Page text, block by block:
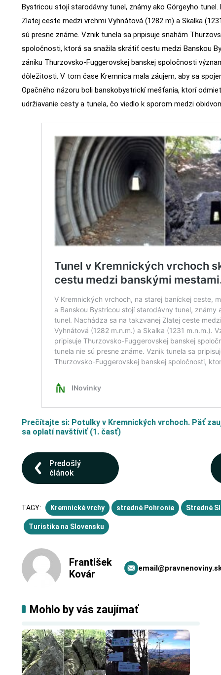
Bystricou stojí starodávny tunel, známy ako Görgeyho tunel.
Zlatej ceste medzi vrchmi Vyhnátová (1282 m) a Skalka
sú presne známe. Vznik tunela sa pripisuje snahám
spoločnosti, ktorá sa snažila skrátiť cestu medzi Banskou
zániku Thurzovsko-Fuggerovskej banskej spoločnosti
dôležitosti. V tom čase Kremnica mala záujem, aby sa
Opačného názoru boli banskobystrickí mešťania, ktorí
udržiavanie cesty a tunela, čo viedlo k sporom medzi
Prečítajte si: Potulky v Kremnických vrchoch. Päť
sa oplatí navštíviť (1. časť)
Predošlý
článok
TAGY: Kremnické vrchy stredné Pohronie Stredné
Turistika na Slovensku
František
Kovár
Mohlo by vás zaujímať